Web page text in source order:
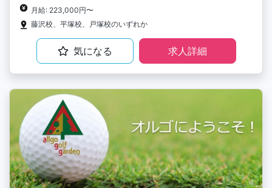
月給: 223,000円〜
藤沢校、平塚校、戸塚校のいずれか
気になる 求人詳細